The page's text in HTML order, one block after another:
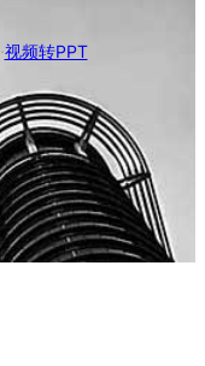
·视频转PPT